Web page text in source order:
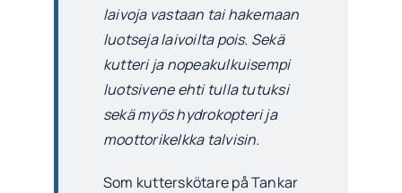
laivoja vastaan tai hakemaan
luotseja laivoilta pois. Sekä
kutteri ja nopeakulkuisempi
luotsivene ehti tulla tutuksi
sekä myös hydrokopteri ja
moottorikelkka talvisin.
Som kutterskötare på Tankar